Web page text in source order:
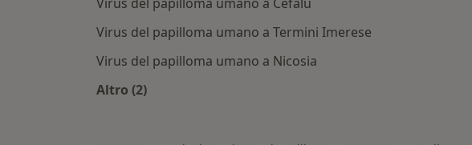
Virus del papilloma umano a Termini Imerese
Virus del papilloma umano a Nicosia
Altro (2)